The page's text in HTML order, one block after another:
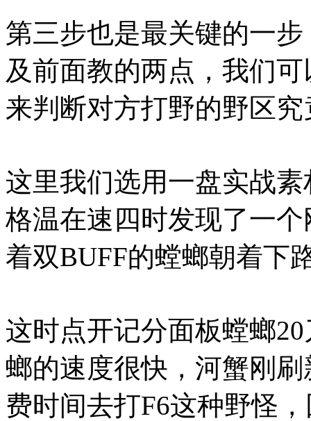
第三步也是最关键的一
及前面教的两点，我们
来判断对方打野的野区
这里我们选用一盘实战
格温在速四时发现了一
着双BUFF的螳螂朝着下
这时点开记分面板螳螂
螂的速度很快，河蟹刚
费时间去打F6这种野怪